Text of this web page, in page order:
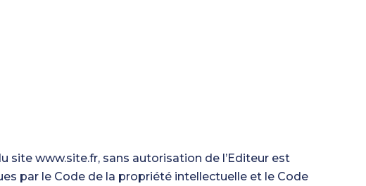
www.site.fr, sans autorisation de l’Editeur est
par le Code de la propriété intellectuelle et le Code